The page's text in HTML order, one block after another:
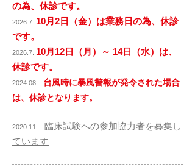
の為、 休診です。
2026.7. 10月2日（金）は業務日の為、 休診
です。
2026.7. 10月12日（月）～ 14日（水）は、
休診です。
2024.08 台風時に暴風警報が発令された場合
は、休診となります。
2020.11. 臨床試験への参加協力者を募集し
ています